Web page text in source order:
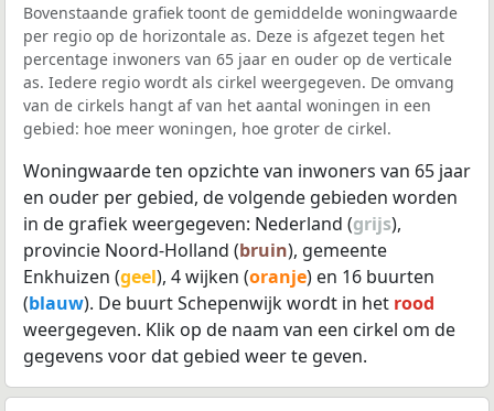
Bovenstaande grafiek toont de gemiddelde woningwaarde
per regio op de horizontale as. Deze is afgezet tegen het
percentage inwoners van 65 jaar en ouder op de verticale
as. Iedere regio wordt als cirkel weergegeven. De omvang
van de cirkels hangt af van het aantal woningen in een
gebied: hoe meer woningen, hoe groter de cirkel.
Woningwaarde ten opzichte van inwoners van 65 jaar
en ouder per gebied, de volgende gebieden worden
in de grafiek weergegeven: Nederland (grijs),
provincie Noord-Holland (bruin), gemeente
Enkhuizen (geel), 4 wijken (oranje) en 16 buurten
(blauw). De buurt Schepenwijk wordt in het rood
weergegeven. Klik op de naam van een cirkel om de
gegevens voor dat gebied weer te geven.